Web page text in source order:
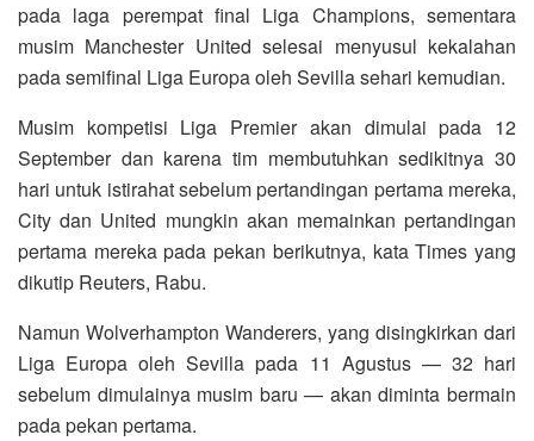
pada laga perempat final Liga Champions, sementara
musim Manchester United selesai menyusul kekalahan
pada semifinal Liga Europa oleh Sevilla sehari kemudian.
Musim kompetisi Liga Premier akan dimulai pada 12
September dan karena tim membutuhkan sedikitnya 30
hari untuk istirahat sebelum pertandingan pertama mereka,
City dan United mungkin akan memainkan pertandingan
pertama mereka pada pekan berikutnya, kata Times yang
dikutip Reuters, Rabu.
Namun Wolverhampton Wanderers, yang disingkirkan dari
Liga Europa oleh Sevilla pada 11 Agustus — 32 hari
sebelum dimulainya musim baru — akan diminta bermain
pada pekan pertama.